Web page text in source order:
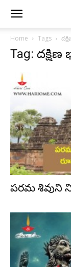
Home Tags
Tag:
పరమ శివుని